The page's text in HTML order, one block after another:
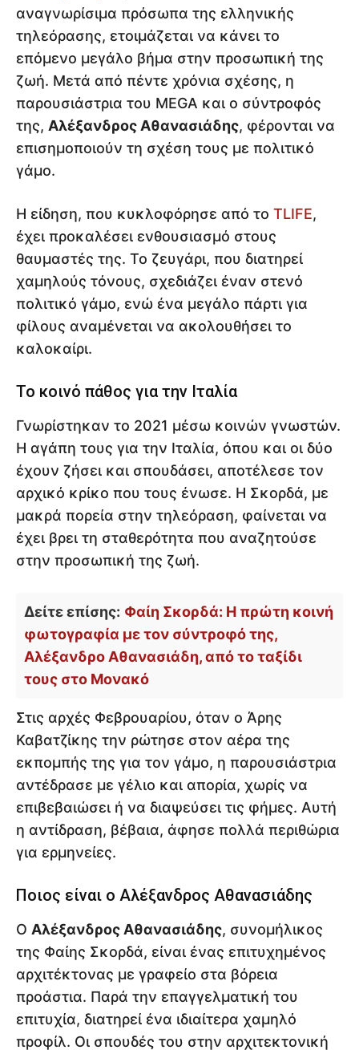
αναγνωρίσιμα πρόσωπα της ελληνικής
τηλεόρασης, ετοιμάζεται να κάνει το
επόμενο μεγάλο βήμα στην προσωπική της
ζωή. Μετά από πέντε χρόνια σχέσης, η
παρουσιάστρια του MEGA και ο σύντροφός
της, Αλέξανδρος Αθανασιάδης, φέρονται να
επισημοποιούν τη σχέση τους με πολιτικό
γάμο.
Η είδηση, που κυκλοφόρησε από το TLIFE,
έχει προκαλέσει ενθουσιασμό στους
θαυμαστές της. Το ζευγάρι, που διατηρεί
χαμηλούς τόνους, σχεδιάζει έναν στενό
πολιτικό γάμο, ενώ ένα μεγάλο πάρτι για
φίλους αναμένεται να ακολουθήσει το
καλοκαίρι.
Το κοινό πάθος για την Ιταλία
Γνωρίστηκαν το 2021 μέσω κοινών γνωστών.
Η αγάπη τους για την Ιταλία, όπου και οι δύο
έχουν ζήσει και σπουδάσει, αποτέλεσε τον
αρχικό κρίκο που τους ένωσε. Η Σκορδά, με
μακρά πορεία στην τηλεόραση, φαίνεται να
έχει βρει τη σταθερότητα που αναζητούσε
στην προσωπική της ζωή.
Δείτε επίσης: Φαίη Σκορδά: Η πρώτη κοινή
φωτογραφία με τον σύντροφό της,
Αλέξανδρο Αθανασιάδη, από το ταξίδι
τους στο Μονακό
Στις αρχές Φεβρουαρίου, όταν ο Άρης
Καβατζίκης την ρώτησε στον αέρα της
εκπομπής της για τον γάμο, η παρουσιάστρια
αντέδρασε με γέλιο και απορία, χωρίς να
επιβεβαιώσει ή να διαψεύσει τις φήμες. Αυτή
η αντίδραση, βέβαια, άφησε πολλά περιθώρια
για ερμηνείες.
Ποιος είναι ο Αλέξανδρος Αθανασιάδης
Ο Αλέξανδρος Αθανασιάδης, συνομήλικος
της Φαίης Σκορδά, είναι ένας επιτυχημένος
αρχιτέκτονας με γραφείο στα βόρεια
προάστια. Παρά την επαγγελματική του
επιτυχία, διατηρεί ένα ιδιαίτερα χαμηλό
προφίλ. Οι σπουδές του στην αρχιτεκτονική